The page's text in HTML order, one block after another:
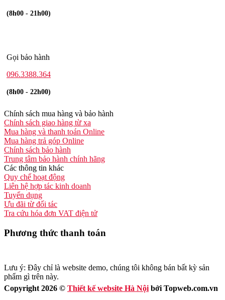
(8h00 - 21h00)
Gọi bảo hành
096.3388.364
(8h00 - 22h00)
Chính sách mua hàng và bảo hành
Chính sách giao hàng từ xa
Mua hàng và thanh toán Online
Mua hàng trả góp Online
Chính sách bảo hành
Trung tâm bảo hành chính hãng
Các thông tin khác
Quy chế hoạt động
Liên hệ hợp tác kinh doanh
Tuyển dụng
Ưu đãi từ đối tác
Tra cứu hóa đơn VAT điện tử
Phương thức thanh toán
Lưu ý: Đây chỉ là website demo, chúng tôi không bán bất kỳ sản
phẩm gì trên này.
Copyright 2026 © Thiết kế website Hà Nội bởi Topweb.com.vn